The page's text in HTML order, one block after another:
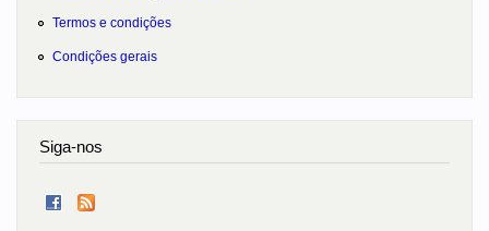
Termos e condições
Condições gerais
Siga-nos